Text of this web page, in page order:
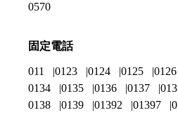
0570
固定電話
011 0123 0124 0125 0126
0134
0135 0136 0137
0138
0139 01392 01397